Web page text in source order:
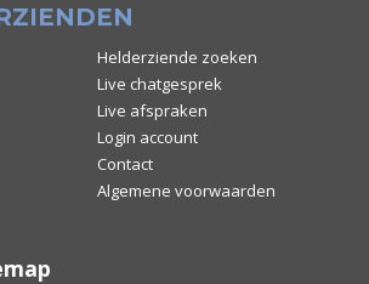
Helderziende zoeken
Live chatgesprek
Live afspraken
Login account
Contact
Algemene voorwaarden